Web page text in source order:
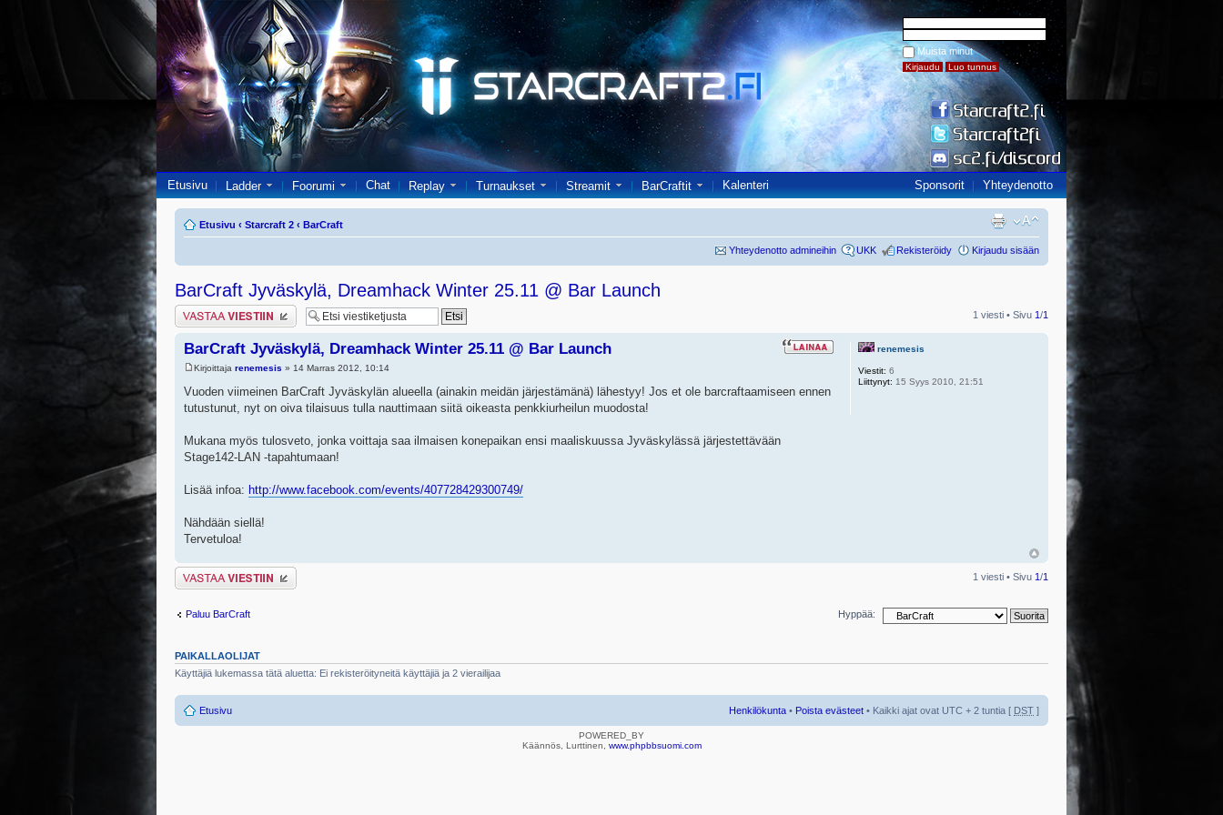
Muista minut
Etusivu Ladder Foorumi Chat Replay Turnaukset Streamit BarCraftit Kalenteri Sponsorit Yhteydenotto
Etusivu ‹ Starcraft 2 ‹ BarCraft
Yhteydenotto admineihin UKK Rekisteröidy Kirjaudu sisään
BarCraft Jyväskylä, Dreamhack Winter 25.11 @ Bar Launch
Lähetä vastaus 1 viesti • Sivu 1/1
BarCraft Jyväskylä, Dreamhack Winter 25.11 @ Bar Launch
Kirjoittaja renemesis » 14 Marras 2012, 10:14
Vuoden viimeinen BarCraft Jyväskylän alueella (ainakin meidän järjestämänä) lähestyy! Jos et ole barcraftaamiseen ennen
tutustunut, nyt on oiva tilaisuus tulla nauttimaan siitä oikeasta penkkiurheilun muodosta!
Mukana myös tulosveto, jonka voittaja saa ilmaisen konepaikan ensi maaliskuussa Jyväskylässä järjestettävään
Stage142-LAN -tapahtumaan!
Lisää infoa: http://www.facebook.com/events/407728429300749/
Nähdään siellä!
Tervetuloa!
renemesis
Viestit: 6
Liittynyt: 15 Syys 2010, 21:51
Lähetä vastaus 1 viesti • Sivu 1/1
Paluu BarCraft Hyppää:
PAIKALLAOLIJAT
Käyttäjiä lukemassa tätä aluetta: Ei rekisteröityneitä käyttäjiä ja 2 vierailijaa
Etusivu Henkilökunta • Poista evästeet • Kaikki ajat ovat UTC + 2 tuntia [ DST ]
POWERED_BY
Käännös, Lurttinen, www.phpbbsuomi.com